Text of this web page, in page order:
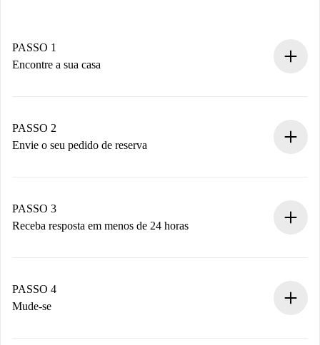
PASSO 1
Encontre a sua casa
Você tem todas as informações necessárias
antecipadamente.
PASSO 2
Envie o seu pedido de reserva
Não cobramos nada até que o proprietário confirme.
PASSO 3
Receba resposta em menos de 24 horas
proprietário.
Se recusada: não cobraremos nada e ofereceremos
PASSO 4
Mude-se